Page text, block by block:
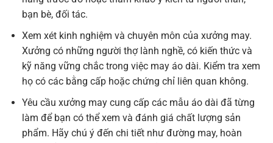
bạn bè, đối tác.
Xem xét kinh nghiệm và chuyên môn của xưởng may.
Xưởng có những người thợ lành nghề, có kiến thức và
kỹ năng vững chắc trong việc may áo dài. Kiểm tra xem
họ có các bằng cấp hoặc chứng chỉ liên quan không.
Yêu cầu xưởng may cung cấp các mẫu áo dài đã từng
làm để bạn có thể xem và đánh giá chất lượng sản
phẩm. Hãy chú ý đến chi tiết như đường may, hoàn